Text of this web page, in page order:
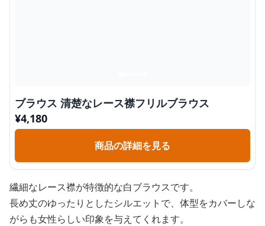
ブラウス 清楚なレース襟フリルブラウス
¥4,180
商品の詳細を見る
繊細なレース襟が特徴的な白ブラウスです。
長め丈のゆったりとしたシルエットで、体型をカバーしな
がらも女性らしい印象を与えてくれます。